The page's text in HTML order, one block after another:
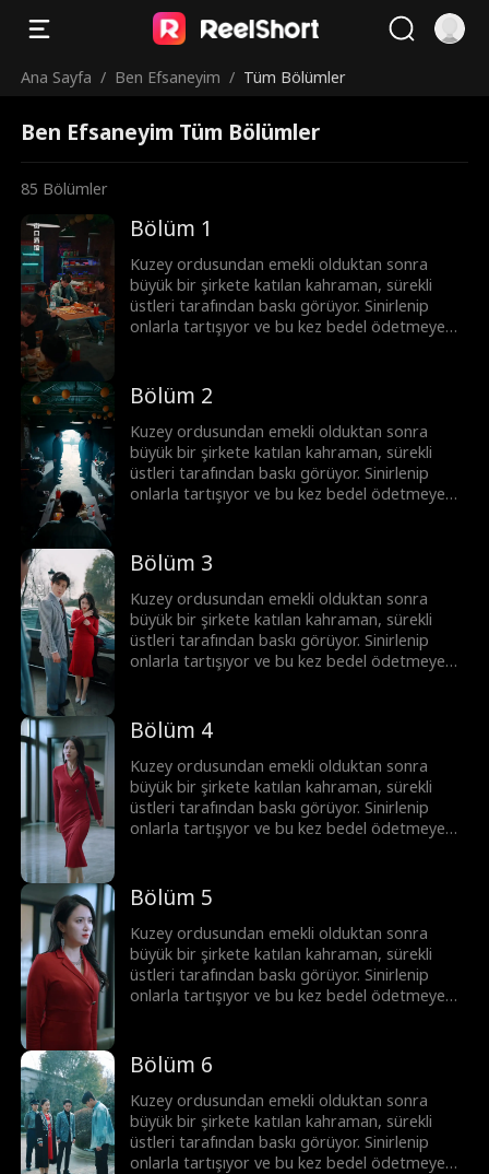
Ana Sayfa / Ben Efsaneyim / Tüm Bölümler
Ben Efsaneyim Tüm Bölümler
85 Bölümler
Bölüm 1
Kuzey ordusundan emekli olduktan sonra
büyük bir şirkete katılan kahraman, sürekli
üstleri tarafından baskı görüyor. Sinirlenip
onlarla tartışıyor ve bu kez bedel ödetmeye
Bölüm 2
Kuzey ordusundan emekli olduktan sonra
büyük bir şirkete katılan kahraman, sürekli
üstleri tarafından baskı görüyor. Sinirlenip
onlarla tartışıyor ve bu kez bedel ödetmeye
Bölüm 3
Kuzey ordusundan emekli olduktan sonra
büyük bir şirkete katılan kahraman, sürekli
üstleri tarafından baskı görüyor. Sinirlenip
onlarla tartışıyor ve bu kez bedel ödetmeye
Bölüm 4
Kuzey ordusundan emekli olduktan sonra
büyük bir şirkete katılan kahraman, sürekli
üstleri tarafından baskı görüyor. Sinirlenip
onlarla tartışıyor ve bu kez bedel ödetmeye
Bölüm 5
Kuzey ordusundan emekli olduktan sonra
büyük bir şirkete katılan kahraman, sürekli
üstleri tarafından baskı görüyor. Sinirlenip
onlarla tartışıyor ve bu kez bedel ödetmeye
Bölüm 6
Kuzey ordusundan emekli olduktan sonra
büyük bir şirkete katılan kahraman, sürekli
üstleri tarafından baskı görüyor. Sinirlenip
onlarla tartışıyor ve bu kez bedel ödetmeye